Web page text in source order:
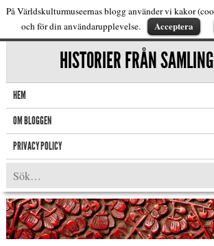
HISTORIER FRÅN
HEM
OM BLOGGEN
PRIVACY POLICY
På Världskulturmuseernas blogg använder vi kakor
och för din användarupplevelse.
Acceptera